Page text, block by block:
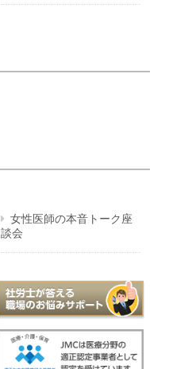
女性医師の本音トーク座
談会